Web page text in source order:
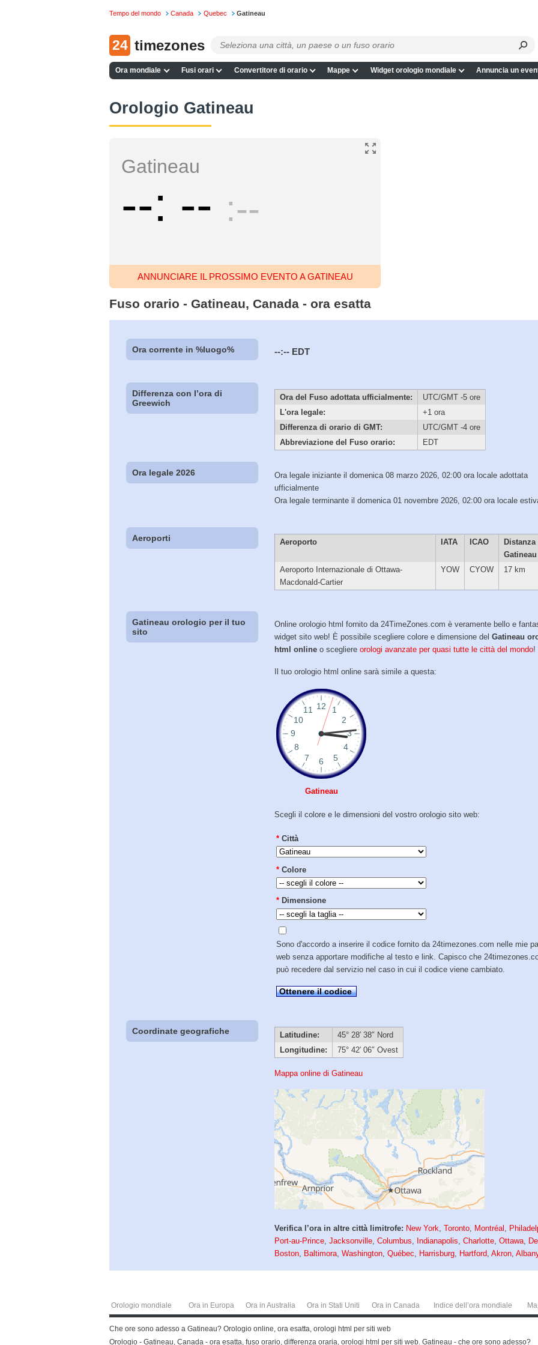
Tempo del mondo Canada Quebec Gatineau
24 timezones
Ora mondiale Fusi orari Convertitore di orario Mappe Widget orologio mondiale Annuncia un
Orologio Gatineau
Gatineau
-- -- --
ANNUNCIARE IL PROSSIMO EVENTO A GATINEAU
Fuso orario - Gatineau, Canada - ora esatta
Ora corrente in %luogo% --:-- EDT
Differenza con l’ora di
Greewich
Ora del Fuso adottata ufficialmente:
UTC/GMT -5 ore
L'ora legale:
+1 ora
Differenza di orario di GMT:
UTC/GMT -4 ore
Abbreviazione del Fuso orario:
EDT
Ora legale 2026
Ora legale iniziante il domenica 08 marzo 2026, 02:00 ora locale adottata
ufficialmente
Ora legale terminante il domenica 01 novembre 2026, 02:00 ora locale
Aeroporti Aeroporto IATA ICAO
Distanza
Gatineau
Aeroporto Internazionale di Ottawa-
Macdonald-Cartier
YOW CYOW 17 km
Gatineau orologio per il tuo
sito
Online orologio html fornito da 24TimeZones.com è veramente bello e
widget sito web! È possibile scegliere colore e dimensione delGatineau
html online o scegliereorologi avanzate per quasi tutte le città del mondo!
Il tuo orologio html online sarà simile a questa:
Gatineau
Scegli il colore e le dimensioni del vostro orologio sito web:
* Città
* Colore
* Dimensione
Sono d'accordo a inserire il codice fornito da 24timezones.com nelle mie
web senza apportare modifiche al testo e link. Capisco che
può recedere dal servizio nel caso in cui il codice viene cambiato.
Ottenere il codice
Coordinate geografiche Latitudine:
45° 28′ 38″ Nord
Longitudine:
75° 42′ 06″ Ovest
Mappa online di Gatineau
Verifica l’ora in altre città limitrofe: New York,Toronto, Montréal ,
Port-au-Prince,Jacksonville,Columbus, Indianapolis,Charlotte,Ottawa,
Boston, Baltimora,Washington,Québec, Harrisburg, Hartford,Akron,
Orologio mondiale Ora in Europa Ora in Australia Ora in Stati Uniti Ora in Canada Indice dell’ora mondiale
Che ore sono adesso a Gatineau? Orologio online, ora esatta, orologi html per siti web
Orologio - Gatineau, Canada - ora esatta, fuso orario, differenza oraria, orologi html per siti web. Gatineau - che ore sono adesso?